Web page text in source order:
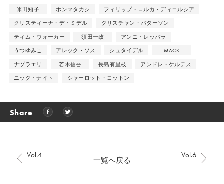
米田知子 ホンマタカシ
フィリップ・ロルカ・ディコルシア
クリスティーナ・デ・ミデル
クリスチャン・パターソン
ティム・ウォーカー
須田一政
アンニ・レッパラ
うつゆみこ
アレック・ソス シュタイデル
MACK
ナヅラエリ
若木信吾 長島有里枝
アンドレ・ケルテス
ニック・ナイト
シャーロット・コットン
Share
Vol.4 Vol.6
一覧へ戻る